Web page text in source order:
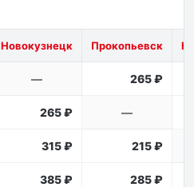
Новокузнецк Прокопьевск
— 265 ₽
265 ₽ —
315 ₽ 215 ₽
385 ₽ 285 ₽